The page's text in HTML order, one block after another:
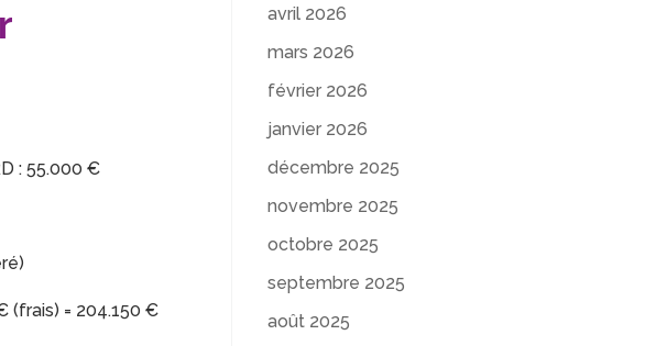
55.000 €
(frais) = 204.150 €
avril 2026
mars 2026
février 2026
janvier 2026
décembre 2025
novembre 2025
octobre 2025
septembre 2025
août 2025